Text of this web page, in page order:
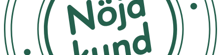
Pantolactone, Hibiscus Esculentus Fruit Extract, Sodium
Hyaluronate, Hydrolyzed Hyaluronic Acid, Hyaluronic Acid,
Methylpropanediol, Panthenol, Cetearyl Olivate,
Carbomer, Arginine, Sorbitan Olivate, Caprylic/Capric